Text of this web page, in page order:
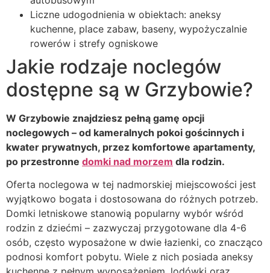
Liczne udogodnienia w obiektach: aneksy
kuchenne, place zabaw, baseny, wypożyczalnie
rowerów i strefy ogniskowe
Jakie rodzaje noclegów
dostępne są w Grzybowie?
W Grzybowie znajdziesz pełną gamę opcji
noclegowych – od kameralnych pokoi gościnnych i
kwater prywatnych, przez komfortowe apartamenty,
po przestronne domki nad morzem dla rodzin.
Oferta noclegowa w tej nadmorskiej miejscowości jest
wyjątkowo bogata i dostosowana do różnych potrzeb.
Domki letniskowe stanowią popularny wybór wśród
rodzin z dziećmi – zazwyczaj przygotowane dla 4-6
osób, często wyposażone w dwie łazienki, co znacząco
podnosi komfort pobytu. Wiele z nich posiada aneksy